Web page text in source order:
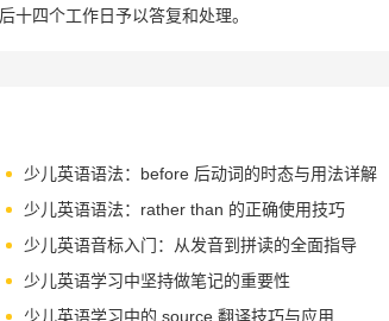
十四个工作日予以答复和处理。
少儿英语语法：before 后动词的时态与用法详解
少儿英语语法：rather than 的正确使用技巧
少儿英语音标入门：从发音到拼读的全面指导
少儿英语学习中坚持做笔记的重要性
少儿英语学习中的 source 翻译技巧与应用